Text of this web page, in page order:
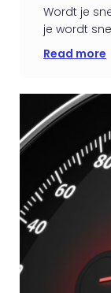
Wordt je
je wordt
Read more